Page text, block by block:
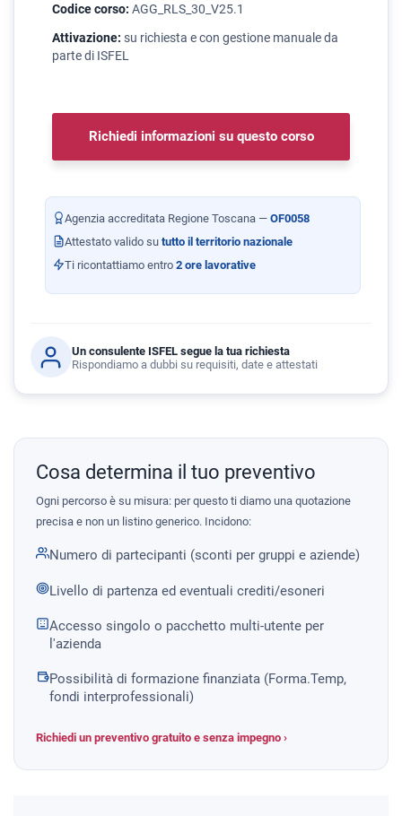
Codice corso: AGG_RLS_30_V25.1
Attivazione: su richiesta e con gestione manuale da
parte di ISFEL
Richiedi informazioni su questo corso
Agenzia accreditata Regione Toscana — OF0058
Attestato valido su tutto il territorio nazionale
Ti ricontattiamo entro 2 ore lavorative
Un consulente ISFEL segue la tua richiesta
Rispondiamo a dubbi su requisiti, date e attestati
Cosa determina il tuo preventivo
Ogni percorso è su misura: per questo ti diamo una quotazione
precisa e non un listino generico. Incidono:
Numero di partecipanti (sconti per gruppi e aziende)
Livello di partenza ed eventuali crediti/esoneri
Accesso singolo o pacchetto multi-utente per
l'azienda
Possibilità di formazione finanziata (Forma.Temp,
fondi interprofessionali)
Richiedi un preventivo gratuito e senza impegno ›